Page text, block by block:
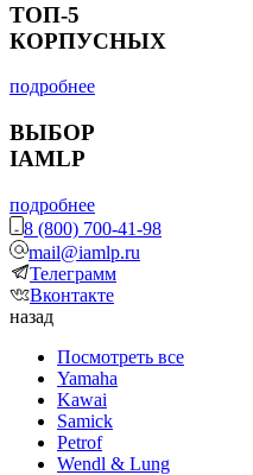
ТОП-5
КОРПУСНЫХ
подробнее
ВЫБОР
IAMLP
подробнее
8 (800) 700-41-98
mail@iamlp.ru
Телеграмм
Вконтакте
назад
Посмотреть все
Yamaha
Kawai
Samick
Petrof
Wendl & Lung